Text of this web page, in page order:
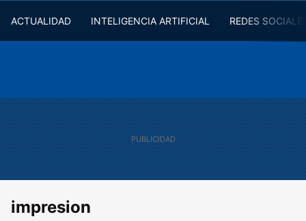
ACTUALIDAD INTELIGENCIA ARTIFICIAL REDES
impresion